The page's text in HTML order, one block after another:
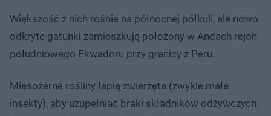
Większość z nich rośnie na północnej półkuli, ale nowo
odkryte gatunki zamieszkują położony w Andach rejon
południowego Ekwadoru przy granicy z Peru.
Mięsożerne rośliny łapią zwierzęta (zwykle małe
insekty), aby uzupełniać braki składników odżywczych.